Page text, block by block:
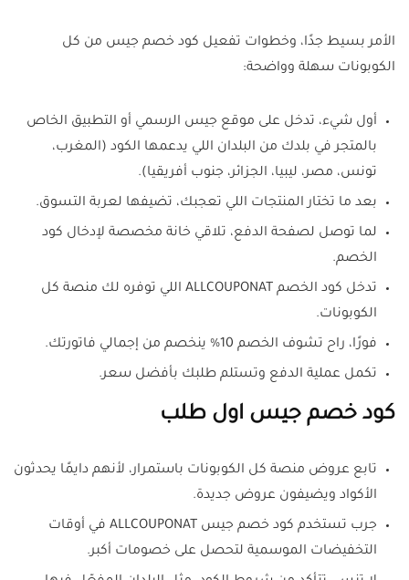
الأمر بسيط جدًا، وخطوات تفعيل كود خصم جيس من كل
الكوبونات سهلة وواضحة:
أول شيء، تدخل على موقع جيس الرسمي أو التطبيق الخاص
بالمتجر في بلدك من البلدان اللي يدعمها الكود (المغرب،
تونس، مصر، ليبيا، الجزائر، جنوب أفريقيا).
بعد ما تختار المنتجات اللي تعجبك، تضيفها لعربة التسوق.
لما توصل لصفحة الدفع، تلاقي خانة مخصصة لإدخال كود
الخصم.
تدخل كود الخصم ALLCOUPONAT اللي توفره لك منصة كل
الكوبونات.
فورًا، راح تشوف الخصم 10% ينخصم من إجمالي فاتورتك.
تكمل عملية الدفع وتستلم طلبك بأفضل سعر.
كود خصم جيس اول طلب
تابع عروض منصة كل الكوبونات باستمرار، لأنهم دايمًا يحدثون
الأكواد ويضيفون عروض جديدة.
جرب تستخدم كود خصم جيس ALLCOUPONAT في أوقات
التخفيضات الموسمية لتحصل على خصومات أكبر.